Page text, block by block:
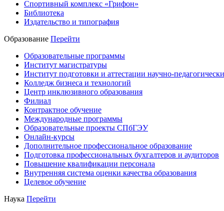
Спортивный комплекс «Грифон»
Библиотека
Издательство и типография
Образование Перейти
Образовательные программы
Институт магистратуры
Институт подготовки и аттестации научно-
Колледж бизнеса и технологий
Центр инклюзивного образования
Филиал
Контрактное обучение
Международные программы
Образовательные проекты СПбГЭУ
Онлайн-курсы
Дополнительное профессиональное образование
Подготовка профессиональных бухгалтеров и аудиторов
Повышение квалификации персонала
Внутренняя система оценки качества образования
Целевое обучение
Наука Перейти